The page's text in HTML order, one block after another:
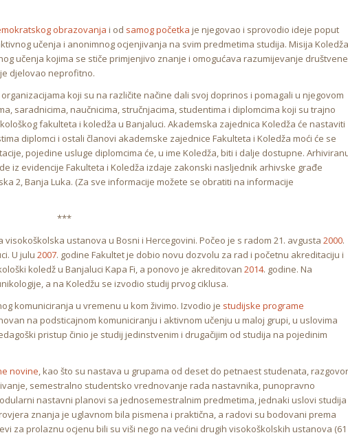
obrazovanja i od samog početka je njegovao i sprovodio ideje poput
učenja i anonimnog ocjenjivanja na svim predmetima studija. Misija Koledža
učenja kojima se stiče primjenjivo znanje i omogućava razumijevanje društvene
djelovao neprofitno.
koji su na različite načine dali svoj doprinos i pomagali u njegovom
saradnicima, naučnicima, stručnjacima, studentima i diplomcima koji su trajno
fakulteta i koledža u Banjaluci. Akademska zajednica Koledža će nastaviti
diplomci i ostali članovi akademske zajednice Fakulteta i Koledža moći će se
pojedine usluge diplomcima će, u ime Koledža, biti i dalje dostupne.
iz evidencije Fakulteta i Koledža izdaje zakonski nasljednik arhivske građe
2, Banja Luka. (Za sve informacije možete se obratiti na informacije
***
ustanova u Bosni i Hercegovini. Počeo je s radom 21. avgusta 2000.
U julu 2007. godine Fakultet je dobio novu dozvolu za rad i početnu akreditaciju i
koledž u Banjaluci Kapa Fi, a ponovo je akreditovan 2014. godine. Na
a na Koledžu se izvodio studij prvog ciklusa.
komuniciranja u vremenu u kom živimo. Izvodio je studijske programe
na podsticajnom komuniciranju i aktivnom učenju u maloj grupi, u uslovima
pristup činio je studij jedinstvenim i drugačijim od studija na pojedinim
novine, kao što su nastava u grupama od deset do petnaest studenata, razgovor
semestralno studentsko vrednovanje rada nastavnika, punopravno
nastavni planovi sa jednosemestralnim predmetima, jednaki uslovi studija
znanja je uglavnom bila pismena i praktična, a radovi su bodovani prema
za prolaznu ocjenu bili su viši nego na većini drugih visokoškolskih ustanova (61